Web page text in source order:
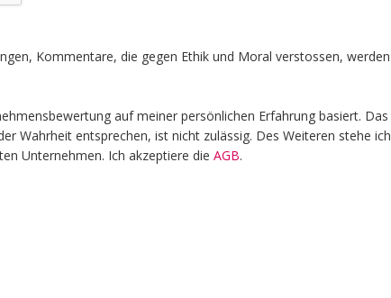
Kommentare, die gegen Ethik und Moral verstossen, werden
auf meiner persönlichen Erfahrung basiert. Das
Wahrheit entsprechen, ist nicht zulässig. Des Weiteren stehe ich
Unternehmen. Ich akzeptiere die AGB.